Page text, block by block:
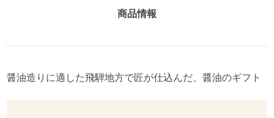
商品情報
醤油造りに適した飛騨地方で匠が仕込んだ、醤油のギフト